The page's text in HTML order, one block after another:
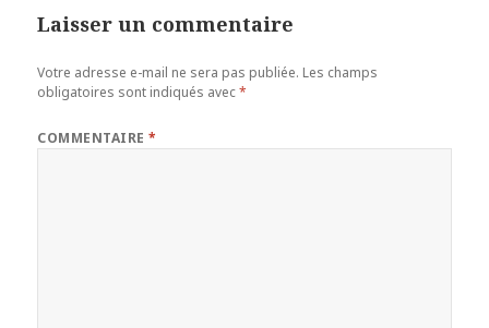
Laisser un commentaire
Votre adresse e-mail ne sera pas publiée. Les champs
obligatoires sont indiqués avec*
COMMENTAIRE*